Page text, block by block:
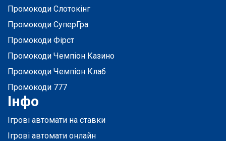
Промокоди Слотокінг
Промокоди СуперГра
Промокоди Фірст
Промокоди Чемпіон Казино
Промокоди Чемпіон Клаб
Промокоди 777
Інфо
Ігрові автомати на ставки
Ігрові автомати онлайн